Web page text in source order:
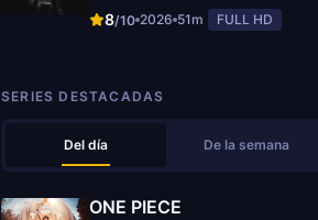
8/10 2026 51m FULL HD
SERIES DESTACADAS
Del día De la semana
ONE PIECE